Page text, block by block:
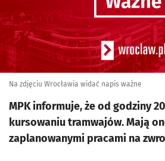
Na zdjęciu Wrocławia widać napis ważne
MPK informuje, że od godziny
kursowaniu tramwajów. Mają
zaplanowanymi pracami na